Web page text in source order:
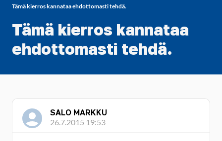
Tämä kierros kannataa ehdottomasti tehdä.
Tämä kierros kannataa
ehdottomasti tehdä.
SALO MARKKU
26.7.2015 19:53